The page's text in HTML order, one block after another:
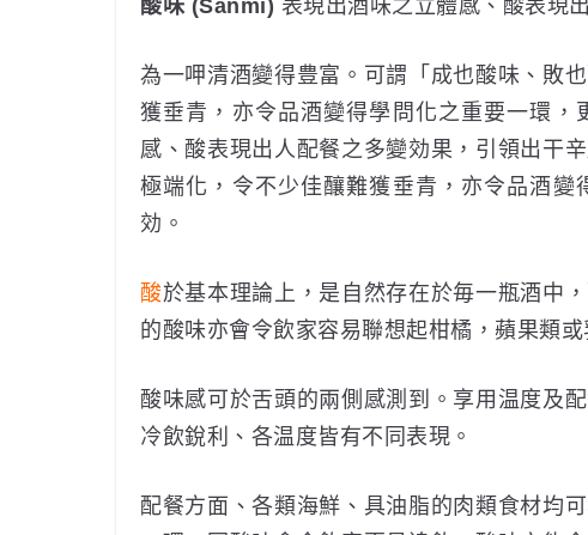
酸味 (Sanmi) 表現出酒味之立體感、酸表現
為一呷清酒變得豊富。可謂「成也酸味、敗也
獲垂青，亦令品酒變得學問化之重要一環
感、酸表現出人配餐之多變効果，引領出干
極端化，令不少佳釀難獲垂青，亦令品酒
効。
酸於基本理論上，是自然存在於毎一瓶酒中
的酸味亦會令飲家容易聯想起柑橘，蘋果類或
酸味感可於舌頭的兩側感測到。享用温度及
冷飲銳利、各温度皆有不同表現。
配餐方面、各類海鮮、具油脂的肉類食材均